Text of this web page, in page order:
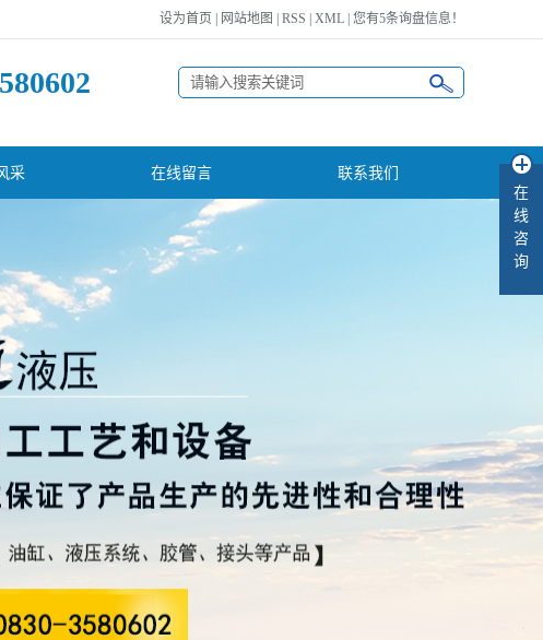
设为首页 网站地图 RSS XML 您有5条询盘信息！
采 在线留言 联系我们
在
线
咨
询